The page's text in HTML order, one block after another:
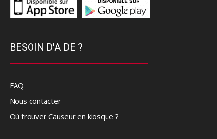
BESOIN D'AIDE ?
FAQ
Nous contacter
Où trouver Causeur en kiosque ?